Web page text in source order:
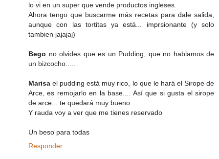
lo vi en un super que vende productos ingleses.
Ahora tengo que buscarme más recetas para dale salida,
aunque con las tortitas ya está... imprsionante (y solo
tambien jajajaj)
Bego no olvides que es un Pudding, que no hablamos de
un bizcocho.....
Marisa el pudding está muy rico, lo que le hará el Sirope de
Arce, es remojarlo en la base.... Así que si gusta el sirope
de arce... te quedará muy bueno
Y rauda voy a ver que me tienes reservado
Un beso para todas
Responder